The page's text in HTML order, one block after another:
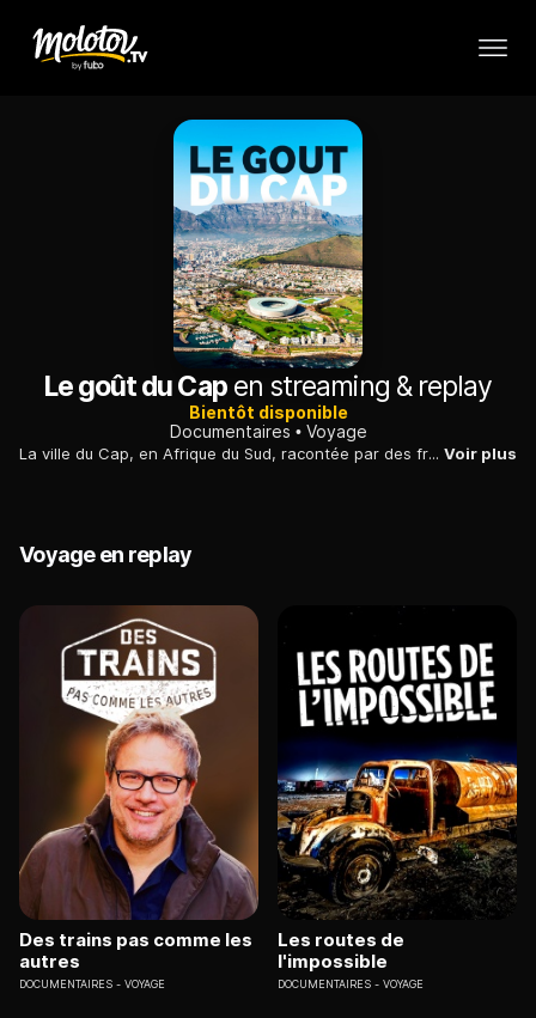
Le goût du Capen streaming & replay
Bientôt disponible
Documentaires
Voyage
La ville du Cap, en Afrique du Sud, racontée par des français installés sur place. Voir plus
Voyage en replay
Des trains pas comme les
autres
DOCUMENTAIRES VOYAGE
Les routes de
l'impossible
DOCUMENTAIRES VOYAGE